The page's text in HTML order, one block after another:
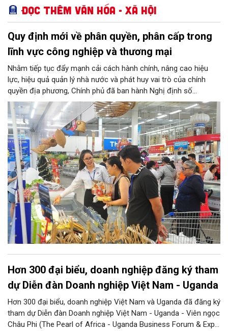
Đọc thêm Văn hóa - Xã hội
Quy định mới về phân quyền, phân cấp trong
lĩnh vực công nghiệp và thương mại
Nhằm tiếp tục đẩy mạnh cải cách hành chính, nâng cao hiệu
lực, hiệu quả quản lý nhà nước và phát huy vai trò của chính
quyền địa phương, Chính phủ đã ban hành Nghị định số
146/2025/NĐ-CP ngày 12/6/2025 quy định về phân quyền, phân
cấp trong lĩnh vực công nghiệp và thương mại. Trong đó, lĩnh
vực bảo vệ quyền lợi người tiêu dùng có nhiều nội dung quan
trọng được phân cấp cho địa phương, góp phần đưa hoạt động
hỗ trợ người tiêu dùng đến gần người dân hơn.
Hơn 300 đại biểu, doanh nghiệp đăng ký tham
dự Diễn đàn Doanh nghiệp Việt Nam - Uganda
Hơn 300 đại biểu, doanh nghiệp Việt Nam và Uganda đã đăng ký
tham dự Diễn đàn Doanh nghiệp Việt Nam - Uganda - Viên ngọc
Châu Phi (The Pearl of Africa - Uganda Business Forum & Expo